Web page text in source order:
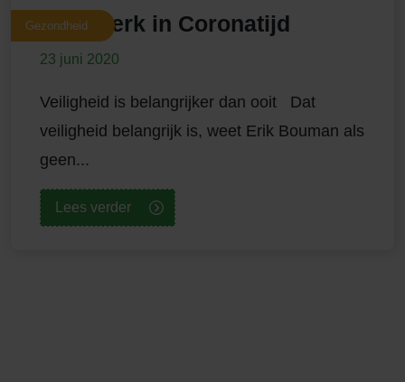
Gezondheid
Loonwerk in Coronatijd
23 juni 2020
Veiligheid is belangrijker dan ooit Dat
veiligheid belangrijk is, weet Erik Bouman als
geen...
Lees verder